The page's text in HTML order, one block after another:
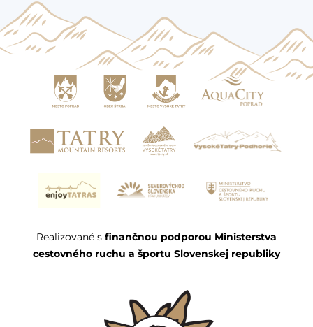
Realizované s finančnou podporou Ministerstva
cestovného ruchu a športu Slovenskej republiky